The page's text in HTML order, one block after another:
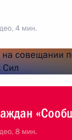
4 мин.
8 мин.